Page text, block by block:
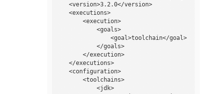
    <version>3.2.0</version>
    <executions>
        <execution>
            <goals>
                <goal>toolchain</goal>
            </goals>
        </execution>
    </executions>
    <configuration>
        <toolchains>
            <jdk>